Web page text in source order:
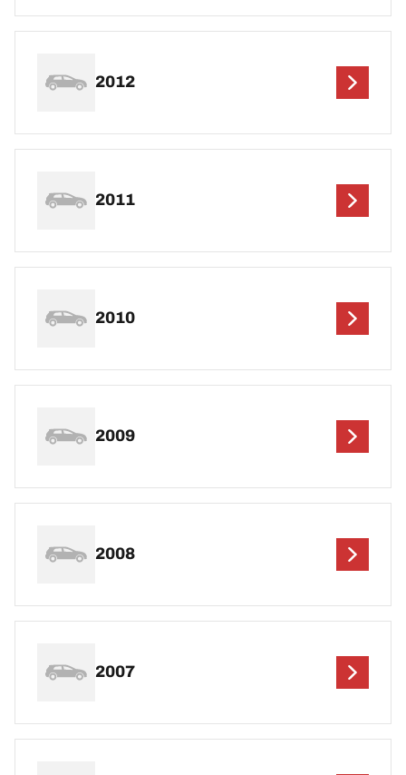
2012
2011
2010
2009
2008
2007